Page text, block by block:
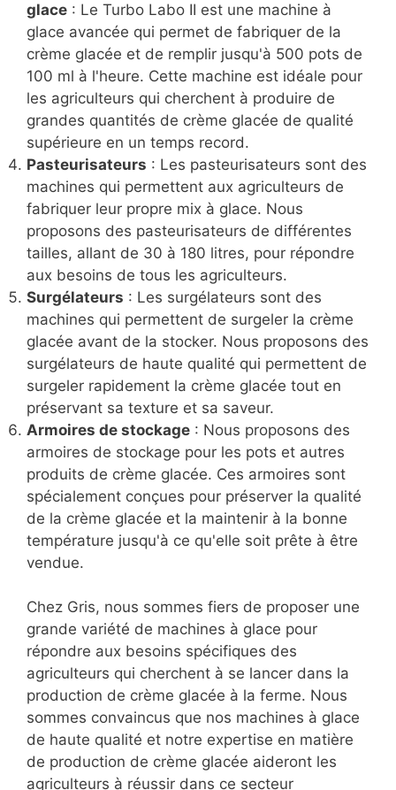
glace : Le Turbo Labo II est une machine à
glace avancée qui permet de fabriquer de la
crème glacée et de remplir jusqu'à 500 pots de
100 ml à l'heure. Cette machine est idéale pour
les agriculteurs qui cherchent à produire de
grandes quantités de crème glacée de qualité
supérieure en un temps record.
Pasteurisateurs : Les pasteurisateurs sont des
machines qui permettent aux agriculteurs de
fabriquer leur propre mix à glace. Nous
proposons des pasteurisateurs de différentes
tailles, allant de 30 à 180 litres, pour répondre
aux besoins de tous les agriculteurs.
Surgélateurs : Les surgélateurs sont des
machines qui permettent de surgeler la crème
glacée avant de la stocker. Nous proposons des
surgélateurs de haute qualité qui permettent de
surgeler rapidement la crème glacée tout en
préservant sa texture et sa saveur.
Armoires de stockage : Nous proposons des
armoires de stockage pour les pots et autres
produits de crème glacée. Ces armoires sont
spécialement conçues pour préserver la qualité
de la crème glacée et la maintenir à la bonne
température jusqu'à ce qu'elle soit prête à être
vendue.
Chez Gris, nous sommes fiers de proposer une
grande variété de machines à glace pour
répondre aux besoins spécifiques des
agriculteurs qui cherchent à se lancer dans la
production de crème glacée à la ferme. Nous
sommes convaincus que nos machines à glace
de haute qualité et notre expertise en matière
de production de crème glacée aideront les
agriculteurs à réussir dans ce secteur